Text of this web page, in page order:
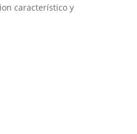
característico y